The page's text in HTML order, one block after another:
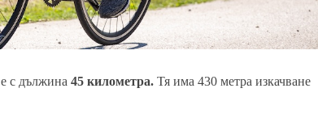
с дължина 45 километра. Тя има 430 метра изкачване